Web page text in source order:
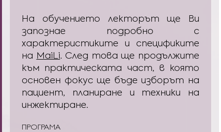
На обучението лекторът ще Ви
запознае подробно с
характеристиките и спецификите
на MaiLi. След това ще продължите
към практическата част, в която
основен фокус ще бъде изборът на
пациент, планиране и техники на
инжектиране.
ПРОГРАМА